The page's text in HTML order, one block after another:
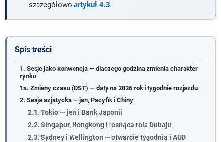
szczegółowo artykuł 4.3.
Spis treści
1. Sesje jako konwencja — dlaczego godzina zmienia charakter
rynku
1a. Zmiany czasu (DST) — daty na 2026 rok i tygodnie rozjazdu
2. Sesja azjatycka — jen, Pacyfik i Chiny
2.1. Tokio — jen i Bank Japonii
2.2. Singapur, Hongkong i rosnąca rola Dubaju
2.3. Sydney i Wellington — otwarcie tygodnia i AUD